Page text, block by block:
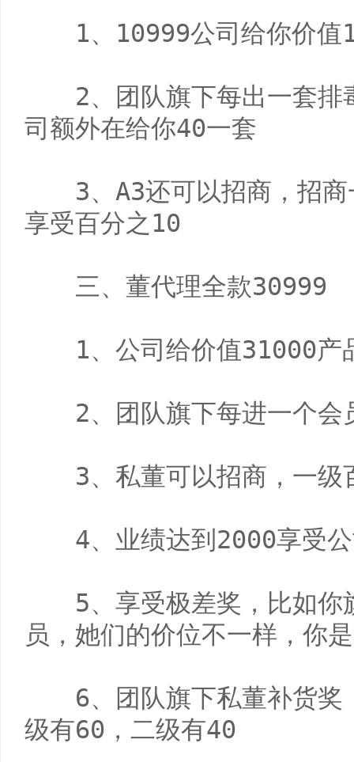
1、10999公司给你价值
2、团队旗下每出一套排
司额外在给你40一套
3、A3还可以招商，招商
享受百分之10
三、董代理全款30999
1、公司给价值31000产
2、团队旗下每进一个会
3、私董可以招商，一级
4、业绩达到2000享受公
5、享受极差奖，比如你
员，她们的价位不一样，你
6、团队旗下私董补货奖
级有60，二级有40